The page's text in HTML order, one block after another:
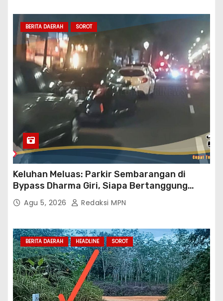
Padang
BERITA DAERAH SOROT
Keluhan Meluas: Parkir Sembarangan di
Bypass Dharma Giri, Siapa Bertanggung
Jawab?
Agu 5, 2026 Redaksi MPN
BERITA DAERAH HEADLINE SOROT